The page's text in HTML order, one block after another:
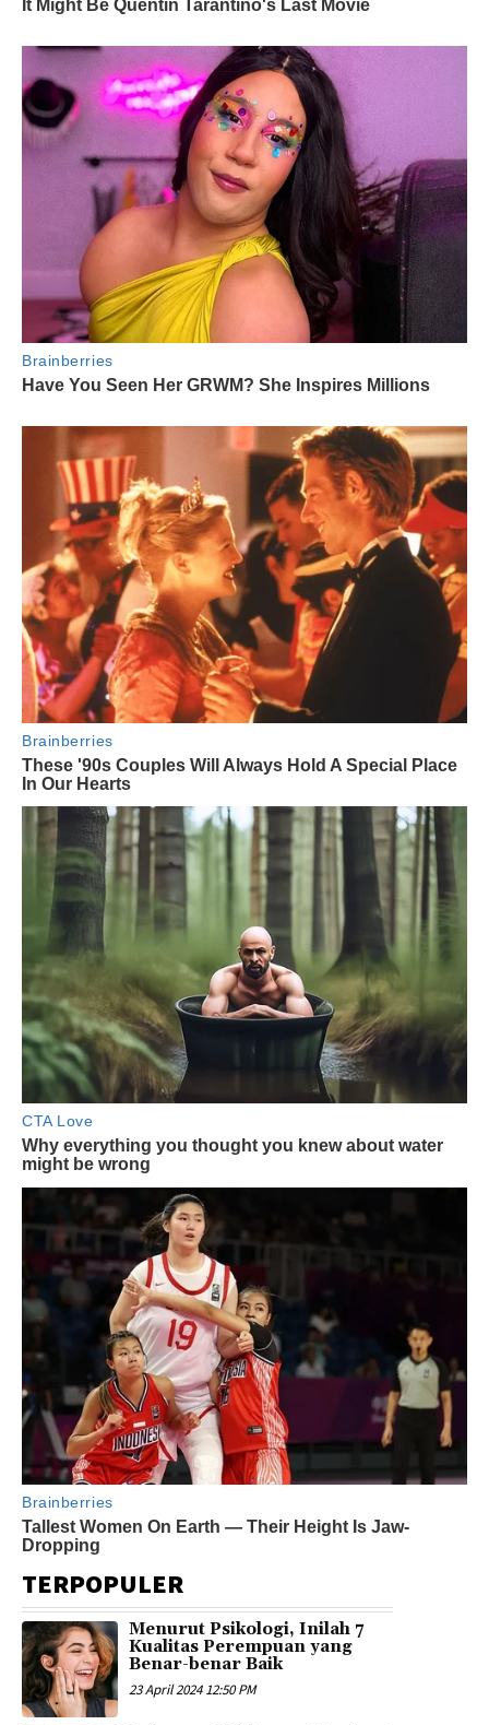
TERPOPULER
Menurut Psikologi, Inilah 7
Kualitas Perempuan yang
Benar-benar Baik
23 April 2024 12:50 PM